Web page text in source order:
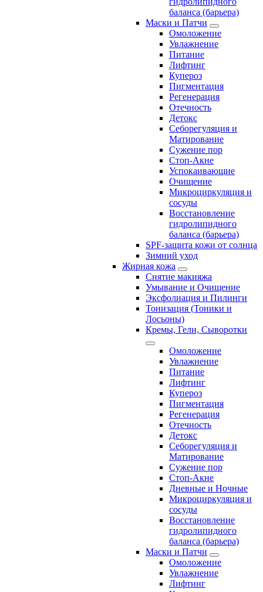
баланса (барьера)
Маски и Патчи
Омоложение
Увлажнение
Питание
Лифтинг
Купероз
Пигментация
Регенерация
Отечность
Детокс
Себорегуляция и
Матирование
Сужение пор
Стоп-Акне
Успокаивающие
Очищение
Микроциркуляция и
сосуды
Восстановление
гидролипидного
баланса (барьера)
SPF-защита кожи от солнца
Зимний уход
Жирная кожа
Снятие макияжа
Умывание и Очищение
Эксфолиация и Пилинги
Тонизация (Тоники и
Лосьоны)
Кремы, Гели, Сыворотки
Омоложение
Увлажнение
Питание
Лифтинг
Купероз
Пигментация
Регенерация
Отечность
Детокс
Себорегуляция и
Матирование
Сужение пор
Стоп-Акне
Дневные и Ночные
Микроциркуляция и
сосуды
Восстановление
гидролипидного
баланса (барьера)
Маски и Патчи
Омоложение
Увлажнение
Лифтинг